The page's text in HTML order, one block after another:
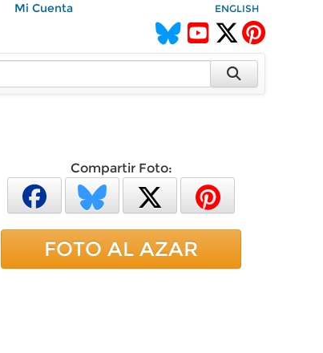
Mi Cuenta ENGLISH
Compartir Foto:
FOTO AL AZAR